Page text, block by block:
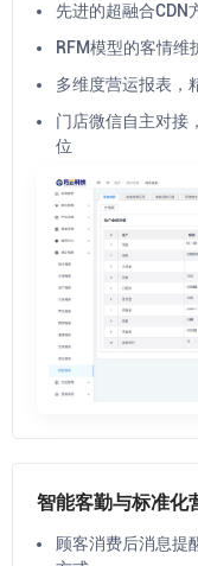
先进的超融合CDN
RFM模型的客情
多维度营运报表，
门店微信自主对接
位
智能客勤与标准化
顾客消费后消息提